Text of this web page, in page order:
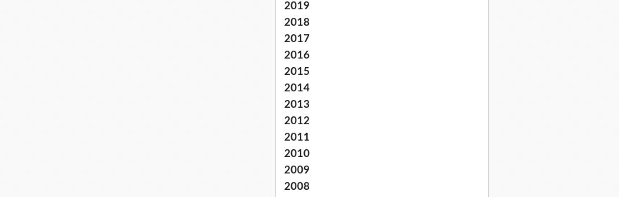
2019
2018
2017
2016
2015
2014
2013
2012
2011
2010
2009
2008